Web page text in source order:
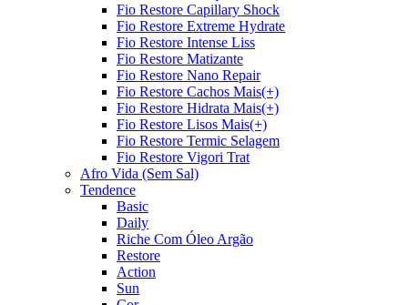
Fio Restore Capillary Shock
Fio Restore Extreme Hydrate
Fio Restore Intense Liss
Fio Restore Matizante
Fio Restore Nano Repair
Fio Restore Cachos Mais(+)
Fio Restore Hidrata Mais(+)
Fio Restore Lisos Mais(+)
Fio Restore Termic Selagem
Fio Restore Vigori Trat
Afro Vida (Sem Sal)
Tendence
Basic
Daily
Riche Com Óleo Argão
Restore
Action
Sun